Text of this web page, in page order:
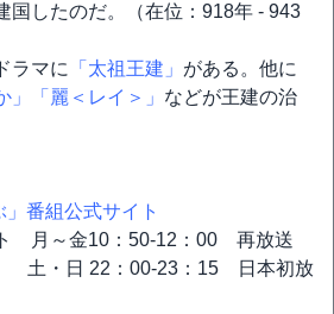
国したのだ。（在位：918年 - 943
ラマに
「太祖王建」 がある。他に
」 「麗＜レイ＞」 などが王建の治
番組公式サイト
月～金10：50-12：00 再放送
・日 22：00-23：15 日本初放